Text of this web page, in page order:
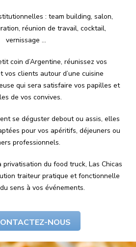
: team building, salon,
réunion de travail, cocktail,
vernissage …
coin d’Argentine, réunissez vos
vos clients autour d’une cuisine
qui sera satisfaire vos papilles et
de vos convives.
se déguster debout ou assis, elles
pour vos apéritifs, déjeuners ou
professionnels.
du food truck, Las Chicas
traiteur pratique et fonctionnelle
sens à vos événements.
NOUS